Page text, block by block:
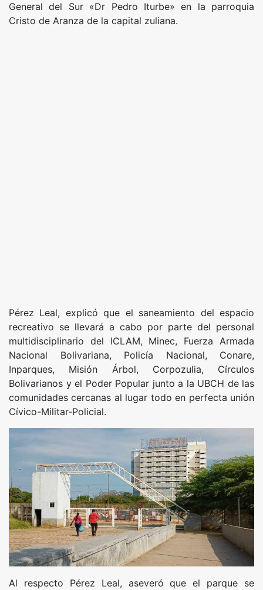
General del Sur «Dr Pedro Iturbe» en la parroquia
Cristo de Aranza de la capital zuliana.
Pérez Leal, explicó que el saneamiento del espacio
recreativo se llevará a cabo por parte del personal
multidisciplinario del ICLAM, Minec, Fuerza Armada
Nacional Bolivariana, Policía Nacional, Conare,
Inparques, Misión Árbol, Corpozulia, Círculos
Bolivarianos y el Poder Popular junto a la UBCH de las
comunidades cercanas al lugar todo en perfecta unión
Cívico-Militar-Policial.
Al respecto Pérez Leal, aseveró que el parque se